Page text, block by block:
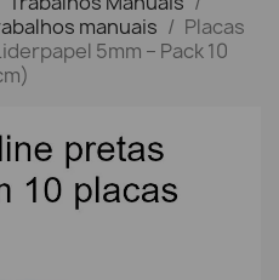
manuais
Placas
5mm – Pack 10